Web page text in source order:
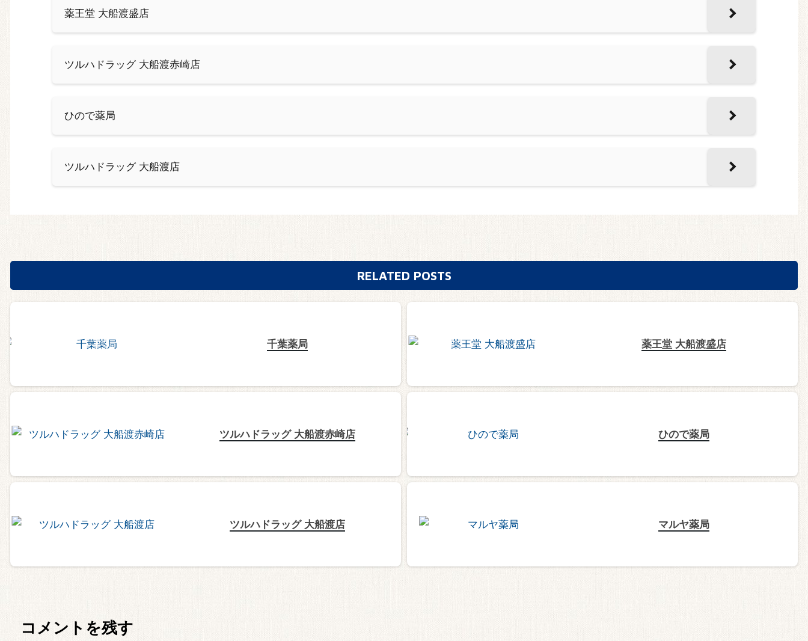
薬王堂 大船渡盛店
ツルハドラッグ 大船渡赤崎店
ひので薬局
ツルハドラッグ 大船渡店
RELATED POSTS
千葉薬局 薬王堂 大船渡盛店
ツルハドラッグ 大船渡赤崎店 ひので薬局
ツルハドラッグ 大船渡店 マルヤ薬局
コメントを残す